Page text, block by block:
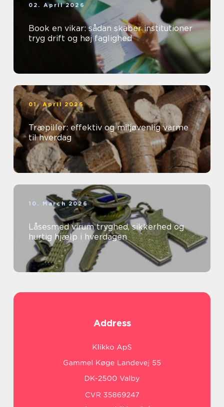
02. April 2026
Book en vikar: sådan skaber institutioner
tryg drift og høj faglighed
01. April 2026
Træpiller: effektiv og miljøvenlig varme
til hverdag
10. March 2026
Låsesmed virum tryghed, sikkerhed og
hurtig hjælp i hverdagen
Address